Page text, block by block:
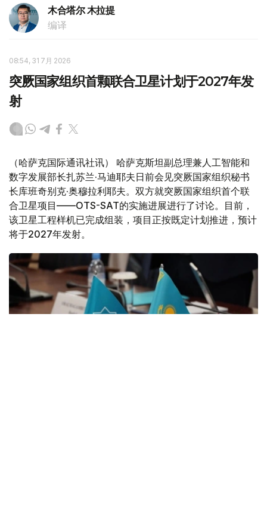
木合塔尔 木拉提
编译
08:54, 31 7月 2026
突厥国家组织首颗联合卫星计划于2027年发
射
（哈萨克国际通讯社讯） 哈萨克斯坦副总理兼人工智能和
数字发展部长扎苏兰·马迪耶夫日前会见突厥国家组织秘书
长库班奇别克·奥穆拉利耶夫。双方就突厥国家组织首个联
合卫星项目——OTS-SAT的实施进展进行了讨论。目前，
该卫星工程样机已完成组装，项目正按既定计划推进，预计
将于2027年发射。